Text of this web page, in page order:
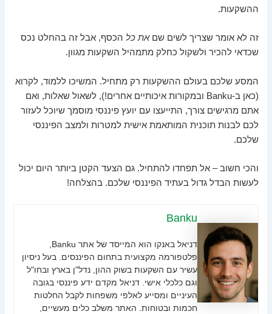
ההשקעות.
זה לא אומר שצריך לשים שםאת כל הכסף, אבל זה בהחלט נכס
שכדאי להכיר ולשקול כחלק מתמהיל השקעות מגוון.
המסע שלכם בעולם ההשקעות רק מתחיל. המשיכו ללמוד, לקרוא
(כאן ב-Banku ובמקורות איכותיים אחרים!), לשאול שאלות, ואם
אתם מרגישים צורך, התייעצו עם יועץ פיננסי מוסמך שיוכל לעזור
לכם לבנות תוכנית המותאמת אישית למטרות ולמצב הפיננסי
שלכם.
והכי חשוב – אל תפחדו להתחיל. גם הצעד הקטן ביותר היום יכול
לעשות הבדל גדול בעתיד הפיננסי שלכם. בהצלחה!
Banku
דניאל באנקו הוא המייסד של אתר Banku,
פלטפורמה מקצועית בתחום הפיננסים. בעל ניסיון
עשיר עם השקעות בשוק ההון, נדל"ן בארץ ובחו"ל
וגם כלכלי אישי. דניאל מקדם ידע פיננסי בגובה
העיניים ומסייע לאלפי משפחות לקבל החלטות
חכמות ובטוחות. האתר משלב כלים מעשיים,